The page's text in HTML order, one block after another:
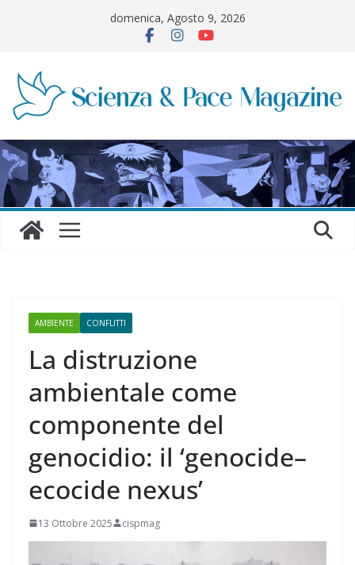
domenica, Agosto 9, 2026
AMBIENTE CONFLITTI
La distruzione
ambientale come
componente del
genocidio: il ‘genocide–
ecocide nexus’
13 Ottobre 2025 cispmag